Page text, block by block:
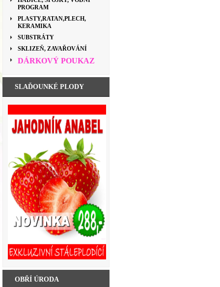
PROGRAM
PLASTY,RATAN,PLECH,
KERAMIKA
SUBSTRÁTY
SKLIZEŇ, ZAVAŘOVÁNÍ
DÁRKOVÝ POUKAZ
SLAĎOUNKÉ PLODY
OBŘÍ ÚRODA